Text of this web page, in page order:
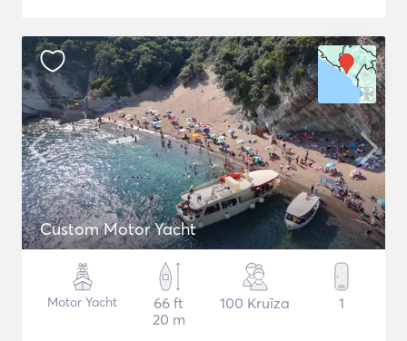
Custom Motor Yacht
Motor Yacht
66 ft
20 m
100 Kruīza 1